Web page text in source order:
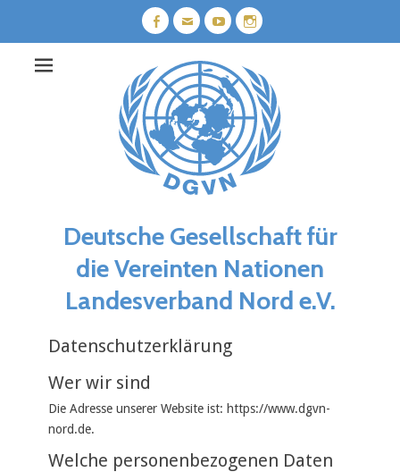
Facebook
E-
YouTubeInstagram
Deutsche Gesellschaft für
die Vereinten Nationen
Landesverband Nord e.V.
Datenschutzerklärung
Wer wir sind
Die Adresse unserer Website ist: https://www.dgvn-
nord.de.
Welche personenbezogenen Daten